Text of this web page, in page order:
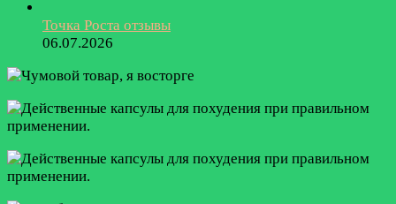
Точка Роста отзывы
06.07.2026